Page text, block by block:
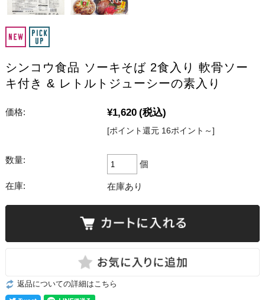
シンコウ食品 ソーキそば 2食入り 軟骨ソー
キ付き & レトルトジューシーの素入り
価格: ¥1,620 (税込)
[ポイント還元 16ポイント～]
数量: 個
在庫: 在庫あり
返品についての詳細はこちら